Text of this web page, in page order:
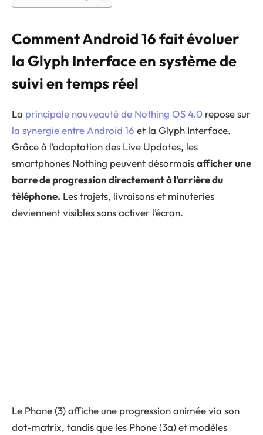
Comment Android 16 fait évoluer
la Glyph Interface en système de
suivi en temps réel
La principale nouveauté de Nothing OS 4.0 repose sur
la synergie entre Android 16 et la Glyph Interface.
Grâce à l’adaptation des Live Updates, les
smartphones Nothing peuvent désormaisafficher une
barre de progression directement à l’arrière du
téléphone. Les trajets, livraisons et minuteries
deviennent visibles sans activer l’écran.
Le Phone (3) affiche une progression animée via son
dot-matrix, tandis que les Phone (3a) et modèles